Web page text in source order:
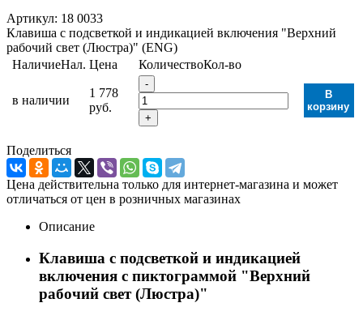
Артикул: 18 0033
Клавиша с подсветкой и индикацией включения "Верхний
рабочий свет (Люстра)" (ENG)
НаличиеНал. Цена КоличествоКол-во
в наличии
1 778
руб.
-
+
В
корзину
Поделиться
Цена действительна только для интернет-магазина и может
отличаться от цен в розничных магазинах
Описание
Клавиша с подсветкой и индикацией
включения с пиктограммой "Верхний
рабочий свет (Люстра)"